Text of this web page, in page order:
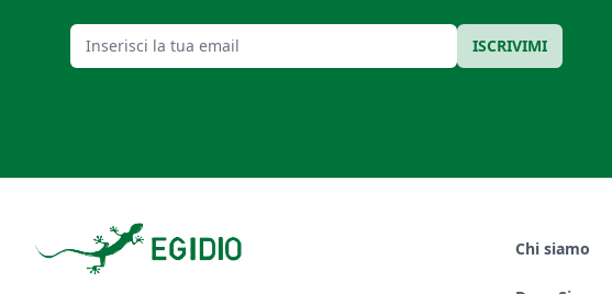
Email ISCRIVIMI
Chi siamo